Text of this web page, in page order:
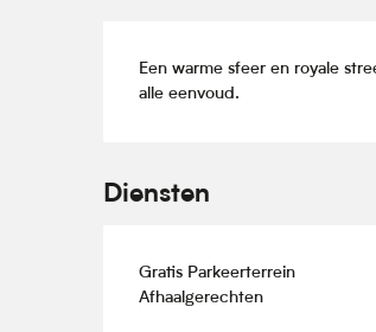
Beschrijving
Een warme sfeer en royale
alle eenvoud.
Diensten
Gratis Parkeerterrein
Afhaalgerechten